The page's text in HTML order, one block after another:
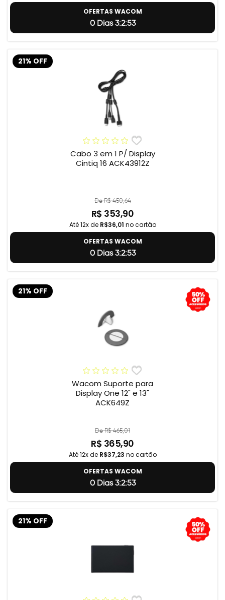
OFERTAS WACOM
0 Dias 3:2:52
21% OFF
Cabo 3 em 1 P/ Display
Cintiq 16 ACK43912Z
De R$ 450,64
R$ 353,90
Até 12x de R$36,01 no cartão
OFERTAS WACOM
0 Dias 3:2:52
21% OFF
Wacom Suporte para
Display One 12" e 13"
ACK649Z
De R$ 465,01
R$ 365,90
Até 12x de R$37,23 no cartão
OFERTAS WACOM
0 Dias 3:2:52
21% OFF